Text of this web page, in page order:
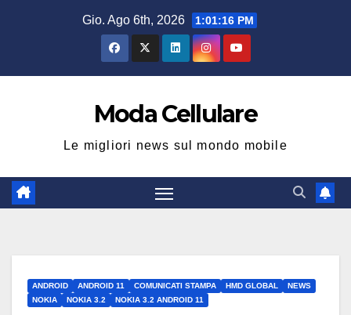
Gio. Ago 6th, 2026 1:01:16 PM
Moda Cellulare
Le migliori news sul mondo mobile
ANDROID ANDROID 11 COMUNICATI STAMPA HMD GLOBAL
NEWS
NOKIA
NOKIA 3.2 NOKIA 3.2 ANDROID 11